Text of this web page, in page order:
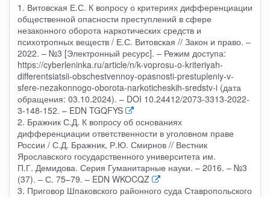
1. Витовская Е.С. К вопросу о критериях дифференциации
общественной опасности преступлений в сфере
незаконного оборота наркотических средств и
психотропных веществ / Е.С. Витовская // Закон и право. –
2022. – №3 [Электронный ресурс]. – Режим доступа:
https://cyberleninka.ru/article/n/k-voprosu-o-kriteriyah-
differentsiatsii-obschestvennoy-opasnosti-prestupleniy-v-
sfere-nezakonnogo-oborota-narkoticheskih-sredstv-i (дата
обращения: 03.10.2024). – DOI 10.24412/2073-3313-2022-
3-148-152. – EDN TGQFYS
2. Бражник С.Д. К вопросу об основаниях
дифференциации ответственности в уголовном праве
России / С.Д. Бражник, Р.Ю. Смирнов // Вестник
Ярославского государственного университета им.
П.Г. Демидова. Серия Гуманитарные науки. – 2016. – №3
(37). – С. 75–79. – EDN WKOCQZ
3. Приговор Шпаковского районного суда Ставропольского